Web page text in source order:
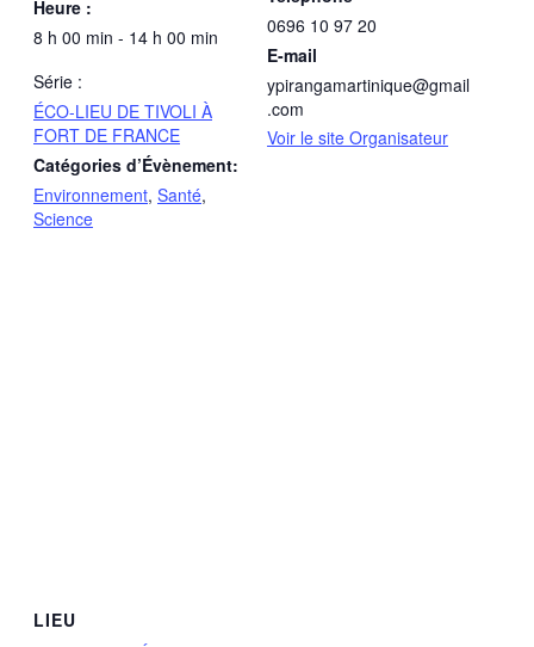
Heure :
8 h 00 min - 14 h 00 min
Série :
ÉCO-LIEU DE TIVOLI À
FORT DE FRANCE
Catégories d’Évènement:
Environnement, Santé,
Science
0696 10 97 20
E-mail
ypirangamartinique@gmail
.com
Voir le site Organisateur
LIEU